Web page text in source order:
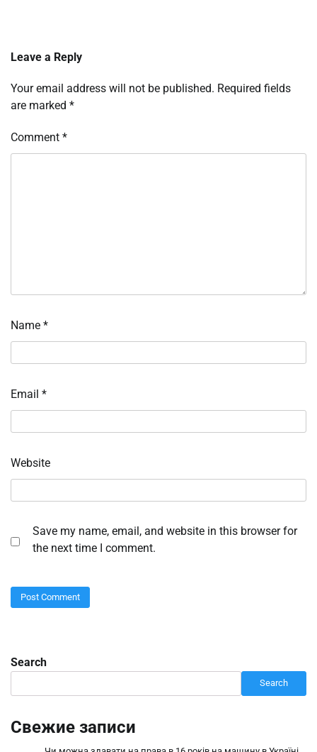
Leave a Reply
Your email address will not be published. Required fields
are marked *
Comment *
Name *
Email *
Website
Save my name, email, and website in this browser for
the next time I comment.
Search
Search
Свежие записи